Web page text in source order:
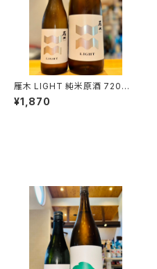
雁木 LIGHT 純米原酒 720ml
１本（八百新酒造・山口県岩国市
今津町）
¥1,870